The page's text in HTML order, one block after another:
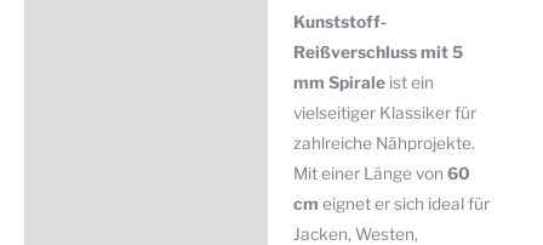
Kunststoff-
Reißverschluss mit 5
mm Spiraleist ein
vielseitiger Klassiker für
zahlreiche Nähprojekte.
Mit einer Länge von 60
cm eignet er sich ideal für
Jacken, Westen,